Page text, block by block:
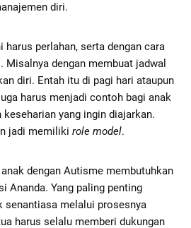
diri.
harus perlahan, serta dengan cara
Misalnya dengan membuat jadwal
diri. Entah itu di pagi hari ataupun
harus menjadi contoh bagi anak
yang ingin diajarkan.
jadi memiliki role model.
dengan Autisme membutuhkan
Ananda. Yang paling penting
senantiasa melalui prosesnya
harus selalu memberi dukungan